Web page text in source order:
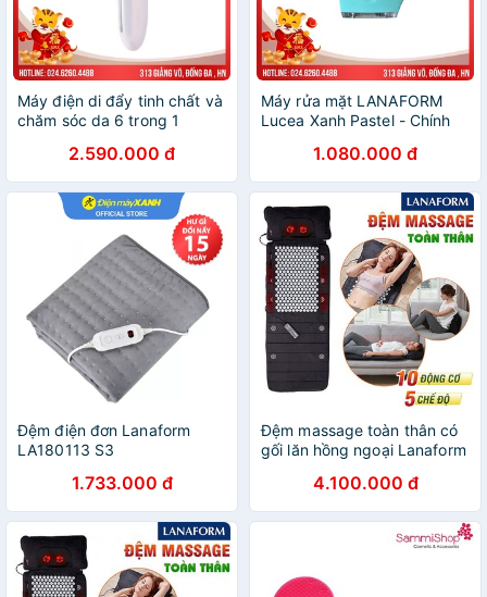
Máy điện di đẩy tinh chất và
chăm sóc da 6 trong 1
2.590.000 đ
Máy rửa mặt LANAFORM
Lucea Xanh Pastel - Chính
1.080.000 đ
Đệm điện đơn Lanaform
LA180113 S3
1.733.000 đ
Đệm massage toàn thân có
gối lăn hồng ngoại Lanaform
4.100.000 đ